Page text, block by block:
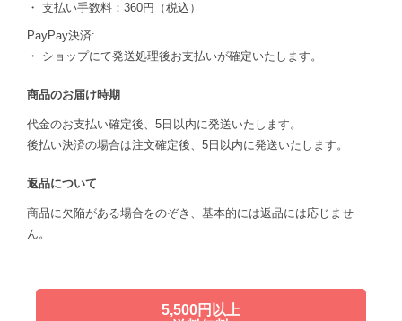
・ 支払い手数料：360円（税込）
PayPay決済:
・ ショップにて発送処理後お支払いが確定いたします。
商品のお届け時期
代金のお支払い確定後、5日以内に発送いたします。
後払い決済の場合は注文確定後、5日以内に発送いたします。
返品について
商品に欠陥がある場合をのぞき、基本的には返品には応じませ
ん。
5,500円以上